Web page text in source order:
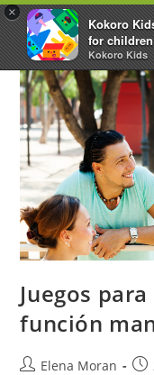
×
Kokoro
for children
Kokoro Kids
Juegos
función
Elena Moran